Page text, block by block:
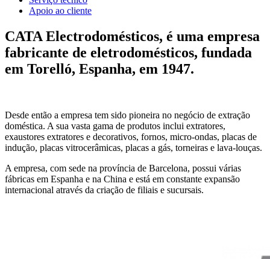
Apoio ao cliente
CATA Electrodomésticos, é uma empresa
fabricante de eletrodomésticos, fundada
em Torelló, Espanha, em 1947.
Desde então a empresa tem sido pioneira no negócio de extração
doméstica. A sua vasta gama de produtos inclui extratores,
exaustores extratores e decorativos, fornos, micro-ondas, placas de
indução, placas vitrocerâmicas, placas a gás, torneiras e lava-louças.
A empresa, com sede na província de Barcelona, possui várias
fábricas em Espanha e na China e está em constante expansão
internacional através da criação de filiais e sucursais.